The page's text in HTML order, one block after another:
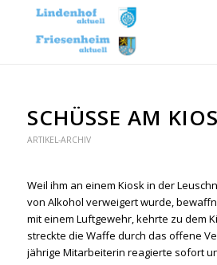
SCHÜSSE AM
ARTIKEL-ARCHIV
Weil ihm an einem Kiosk in der
von Alkohol verweigert wurde,
mit einem Luftgewehr, kehrte zu dem
streckte die Waffe durch das offene
jährige Mitarbeiterin reagierte sofort